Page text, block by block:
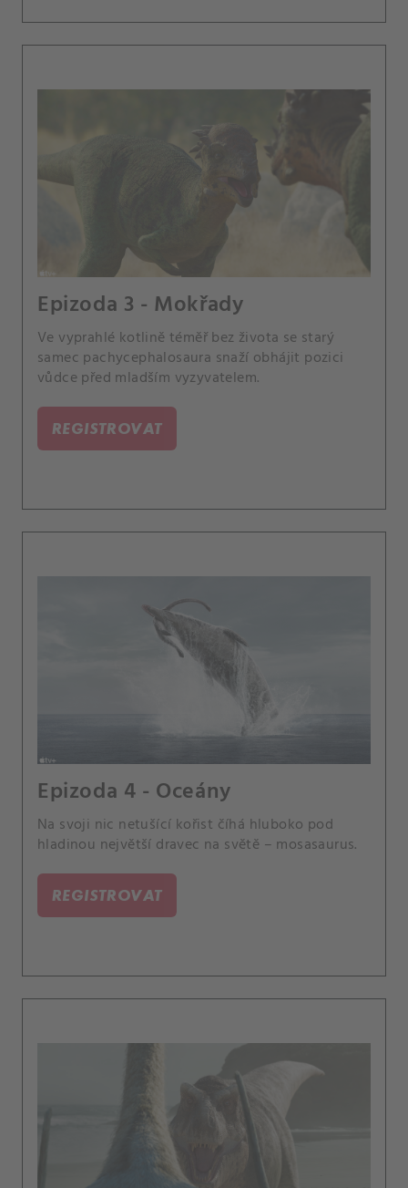
Epizoda 3 - Mokřady
Ve vyprahlé kotlině téměř bez života se starý
samec pachycephalosaura snaží obhájit pozici
vůdce před mladším vyzyvatelem.
REGISTROVAT
Epizoda 4 - Oceány
Na svoji nic netušící kořist číhá hluboko pod
hladinou největší dravec na světě – mosasaurus.
REGISTROVAT